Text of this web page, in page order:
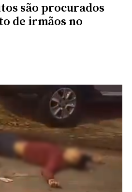
são procurados
de irmãos no